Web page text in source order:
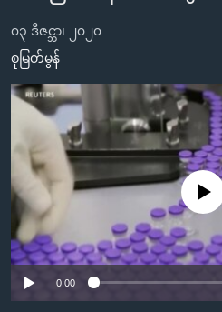
သို့
ကျော်
ကြည့်
ညွန်း
စာမျက်နှာ
သို့
ကျော်
ကြည့်
အစ္စရေး-ပါလက်စတိုင်း
ရပ်ဝန်းတခု လမ်းတခု အလွန်
အင်္ဂလိပ်စာလေ့လာမယ်
မကြေးမုံရဲ့ အင်္ဂလိပ်စာ
ရုပ်ရှင်ထဲက အင်္ဂလိပ်စာ
သုတပဒေသာ အင်္ဂလိပ်စာ
ရေဒီယို
ရေဒီယိုနှင့်ရုပ်သံ အချက်အလက်မျ
ရေဒီယို/တီဗွီအစီအစဉ်
Learning English
ဗွီအိုအေ လူမှုကွန်ယက်များ
၀၃ ဒီဇင္ဘာ၊ ၂၀၂၀
စုမြတ်မွန်
No media source
0:00